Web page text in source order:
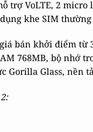
trợ VoLTE, 2
khe SIM
bán khởi điểm từ
768MB, bộ nhớ
Gorilla Glass, nền